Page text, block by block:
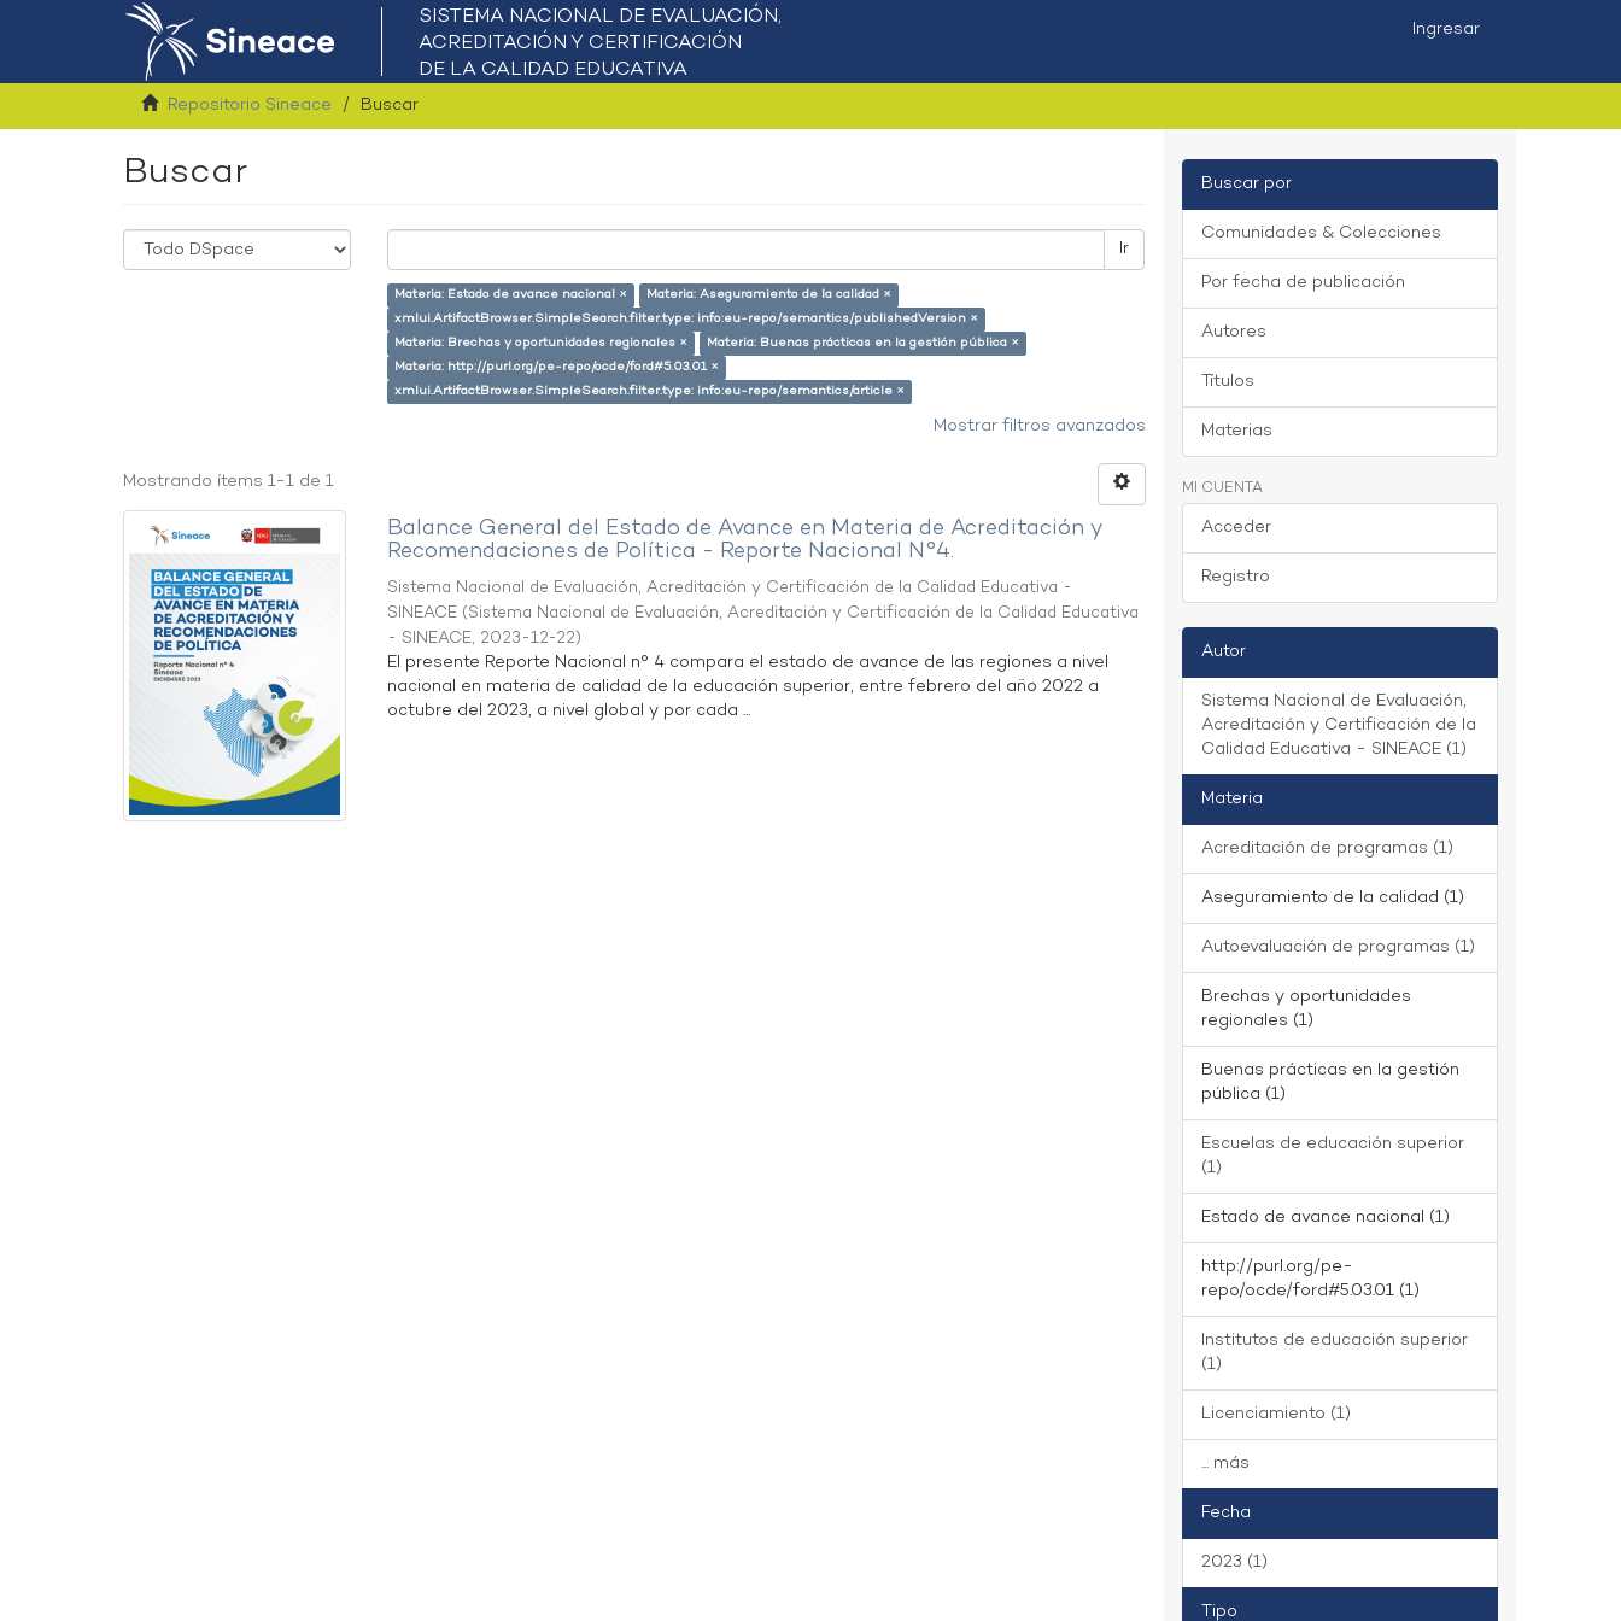
Ingresar
Repositorio Sineace Buscar
Buscar
Ir
Materia: Estado de avance nacional ×
Materia: Aseguramiento de la calidad ×
xmlui.ArtifactBrowser.SimpleSearch.filter.type: info:eu-repo/semantics/publishedVersion ×
Materia: Brechas y oportunidades regionales ×
Materia: Buenas prácticas en la gestión pública ×
Materia: http://purl.org/pe-repo/ocde/ford#5.03.01 ×
xmlui.ArtifactBrowser.SimpleSearch.filter.type: info:eu-repo/semantics/article ×
Mostrar filtros avanzados
Mostrando ítems 1-1 de 1
Balance General del Estado de Avance en Materia de Acreditación y
Recomendaciones de Política - Reporte Nacional N°4.
Sistema Nacional de Evaluación, Acreditación y Certificación de la Calidad Educativa -
SINEACE (Sistema Nacional de Evaluación, Acreditación y Certificación de la Calidad Educativa
- SINEACE, 2023-12-22)
El presente Reporte Nacional n° 4 compara el estado de avance de las regiones a nivel
nacional en materia de calidad de la educación superior, entre febrero del año 2022 a
octubre del 2023, a nivel global y por cada ...
Buscar por
Comunidades & Colecciones
Por fecha de publicación
Autores
Títulos
Materias
MI CUENTA
Acceder
Registro
Autor
Sistema Nacional de Evaluación,
Acreditación y Certificación de la
Calidad Educativa - SINEACE (1)
Materia
Acreditación de programas (1)
Aseguramiento de la calidad (1)
Autoevaluación de programas (1)
Brechas y oportunidades
regionales (1)
Buenas prácticas en la gestión
pública (1)
Escuelas de educación superior
(1)
Estado de avance nacional (1)
http://purl.org/pe-
repo/ocde/ford#5.03.01 (1)
Institutos de educación superior
(1)
Licenciamiento (1)
... más
Fecha
2023 (1)
Tipo